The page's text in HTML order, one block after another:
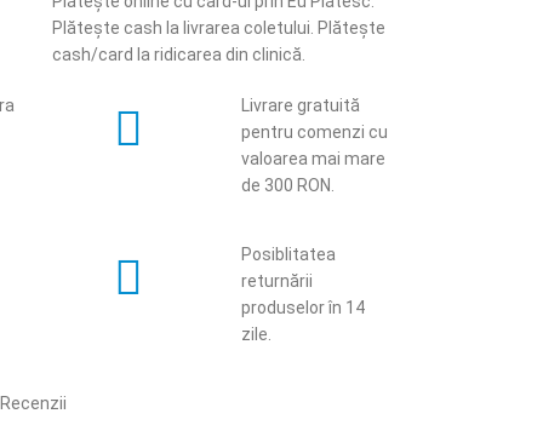
Plătește cash la livrarea coletului. Plătește
cash/card la ridicarea din clinică.
Livrare gratuită
pentru comenzi cu
valoarea mai mare
de 300 RON.
Posiblitatea
returnării
produselor în 14
zile.
Recenzii